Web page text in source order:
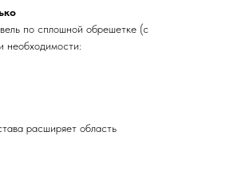
по сплошной обрешетке (с
необходимости:
расширяет область